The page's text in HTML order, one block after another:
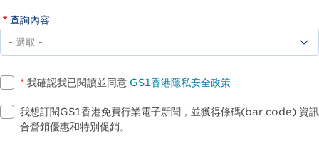
查詢內容
內
* 我確認我已閱讀並同意 GS1香港隱私安全政策
我想訂閱GS1香港免費行業電子新聞，並獲得條碼(bar code) 資
合營銷優惠和特別促銷。